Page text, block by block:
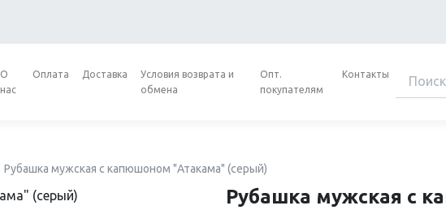
О
нас
Оплата Доставка
Условия возврата и
обмена
Опт.
покупателям
Контакты
Рубашка мужская с капюшоном "Атакама" (серый)
Рубашка мужская с